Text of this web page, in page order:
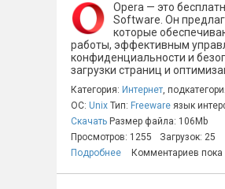
Opera — это
Software. Он
которые
работы, эффективным
конфиденциальности и
загрузки страниц и
Категория: Интернет,
ОС: Unix Тип: Freeware язык
Скачать Размер файла: 106Mb
Просмотров: 1255
Загрузок: 25
Подробнее
Комментариев пока